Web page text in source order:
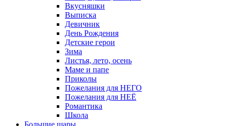
Вкусняшки
Выписка
Девичник
День Рождения
Детские герои
Зима
Листья, лето, осень
Маме и папе
Приколы
Пожелания для НЕГО
Пожелания для НЕЁ
Романтика
Школа
Большие шары